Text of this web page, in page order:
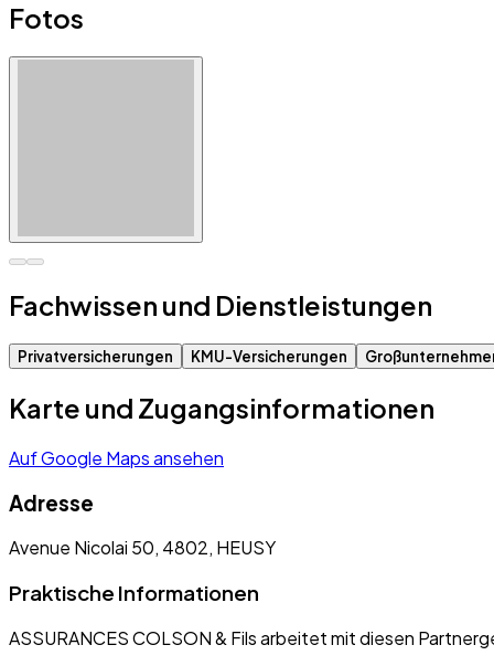
Fotos
Fachwissen und Dienstleistungen
Privatversicherungen KMU-Versicherungen
Karte und Zugangsinformationen
Auf Google Maps ansehen
Adresse
Avenue Nicolai 50, 4802, HEUSY
Praktische Informationen
ASSURANCES COLSON & Fils arbeitet mit diesen